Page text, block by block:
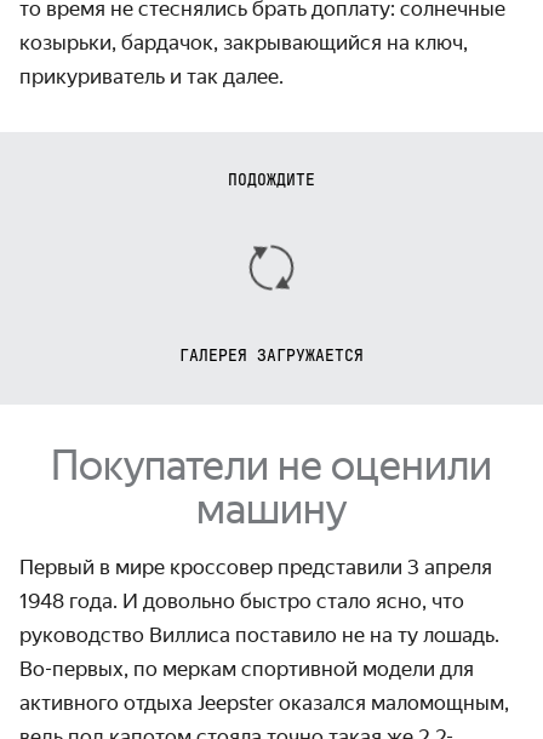
то время не стеснялись брать доплату: солнечные
козырьки, бардачок, закрывающийся на ключ,
прикуриватель и так далее.
ПОДОЖДИТЕ
ГАЛЕРЕЯ ЗАГРУЖАЕТСЯ
Покупатели не оценили
машину
Первый в мире кроссовер представили 3 апреля
1948 года. И довольно быстро стало ясно, что
руководство Виллиса поставило не на ту лошадь.
Во-первых, по меркам спортивной модели для
активного отдыха Jeepster оказался маломощным,